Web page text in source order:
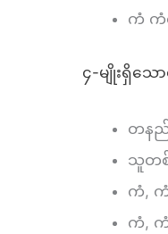
ကံ ကံ
၄-မျိုးရှိသေ
တနည်
သူတစ်
ကံ, ကံ
ကံ, ကံ